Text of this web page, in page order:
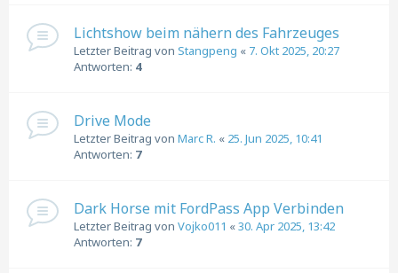
Lichtshow beim nähern des Fahrzeuges
Letzter Beitrag von Stangpeng « 7. Okt 2025, 20:27
Antworten: 4
Drive Mode
Letzter Beitrag von Marc R. « 25. Jun 2025, 10:41
Antworten: 7
Dark Horse mit FordPass App Verbinden
Letzter Beitrag von Vojko011 «30. Apr 2025, 13:42
Antworten: 7